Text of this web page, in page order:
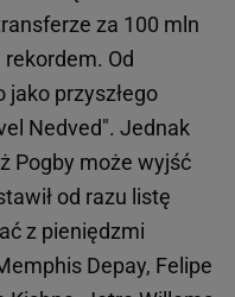
za 100 mln
Od
jako przyszłego
Nedved". Jednak
Pogby może wyjść
od razu listę
z pieniędzmi
Depay, Felipe